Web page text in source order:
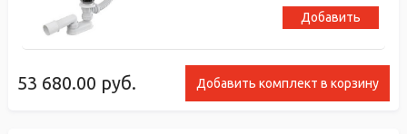
53 680.00 руб. Добавить комплект в корзину
Добавить